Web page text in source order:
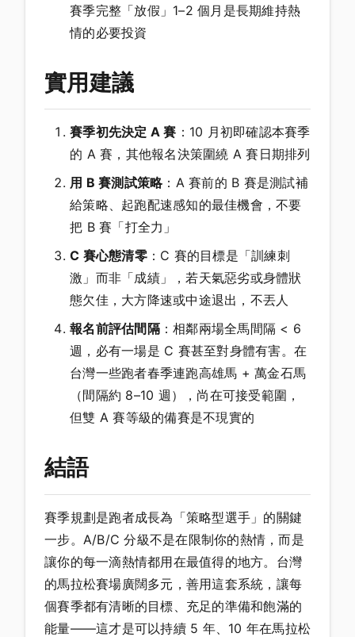
賽季完整「放假」1–2 個月是長期維持熱
情的必要投資
實用建議
賽季初先決定 A 賽 ：10 月初即確認本賽季
的 A 賽，其他報名決策圍繞 A 賽日期排列
用 B 賽測試策略：A 賽前的 B 賽是測試補
給策略、起跑配速感知的最佳機會，不要
把 B 賽「打全力」
C 賽心態清零：C 賽的目標是「訓練刺
激」而非「成績」，若天氣惡劣或身體狀
態欠佳，大方降速或中途退出，不丟人
報名前評估間隔：相鄰兩場全馬間隔 < 6
週，必有一場是 C 賽甚至對身體有害。在
台灣一些跑者春季連跑高雄馬 + 萬金石馬
（間隔約 8–10 週），尚在可接受範圍，
但雙 A 賽等級的備賽是不現實的
結語
賽季規劃是跑者成長為「策略型選手」的關鍵
一步。A/B/C 分級不是在限制你的熱情，而是
讓你的每一滴熱情都用在最值得的地方。台灣
的馬拉松賽場廣闊多元，善用這套系統，讓每
個賽季都有清晰的目標、充足的準備和飽滿的
能量——這才是可以持續 5 年、10 年在馬拉松